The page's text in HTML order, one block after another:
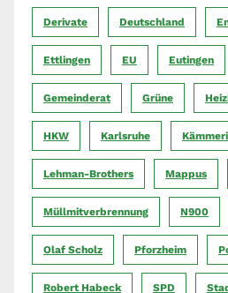
Derivate Deutschland
Ettlingen EU Eutingen
Gemeinderat Grüne
HKW Karlsruhe
Lehman-Brothers Mappus
Müllmitverbrennung N900
Olaf Scholz Pforzheim
Robert Habeck SPD